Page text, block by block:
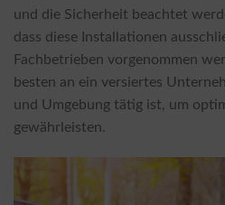
und die Sicherheit beachtet
dass diese Installationen
Fachbetrieben vorgenommen
besten an ein versiertes
und Umgebung tätig ist, um
gewährleisten.